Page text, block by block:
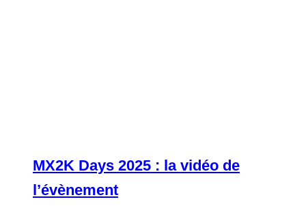
MX2K Days 2025 : la vidéo de
l’évènement